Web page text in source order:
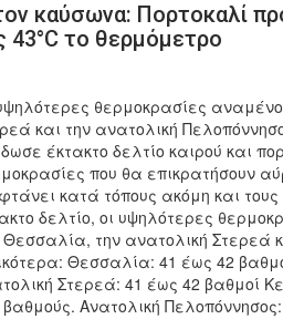
καύσωνα: Πορτοκαλί
43°C το θερμόμετρο
θερμοκρασίες
και την ανατολική
έκτακτο δελτίο καιρού και
που θα επικρατήσουν
κατά τόπους ακόμη και
δελτίο, οι υψηλότερες
Θεσσαλία, την ανατολική Στερεά
Θεσσαλία: 41 έως 42
Στερεά: 41 έως 42 βαθμοί
Ανατολική